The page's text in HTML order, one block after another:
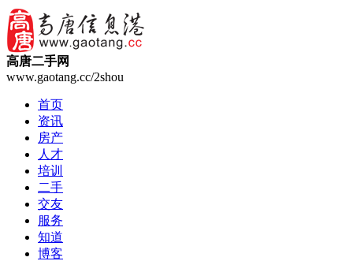
高唐二手网
www.gaotang.cc/2shou
首页
资讯
房产
人才
培训
二手
交友
服务
知道
博客